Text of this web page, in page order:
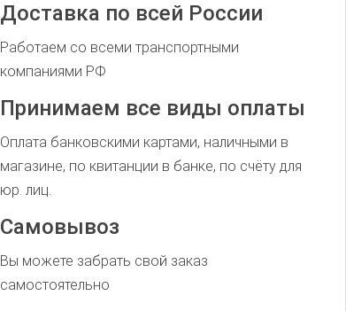
Доставка по всей России
Работаем со всеми транспортными
компаниями РФ
Принимаем все виды оплаты
Оплата банковскими картами, наличными в
магазине, по квитанции в банке, по счёту для
юр. лиц.
Самовывоз
Вы можете забрать свой заказ
самостоятельно